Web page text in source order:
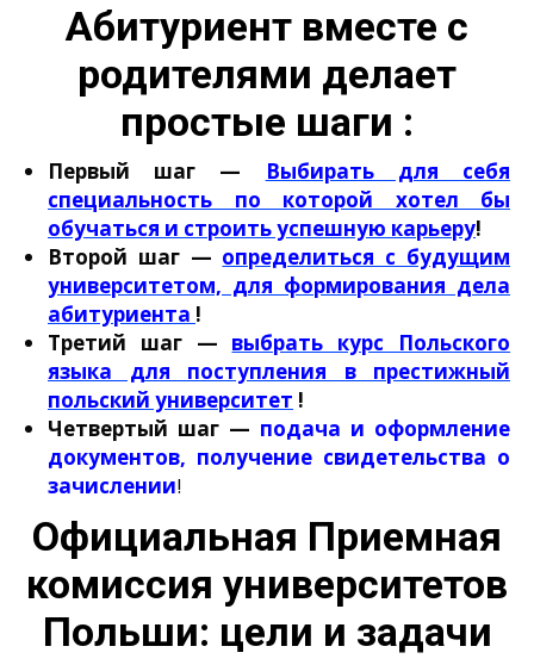
Абитуриент вместе с
родителями делает
простые шаги :
Первый шаг —
Выбирать для себя
специальность по которой хотел бы
обучаться и строить успешную карьеру!
Второй шаг — определиться с будущим
университетом, для формирования дела
абитуриента !
Третий шаг — выбрать курс Польского
языка для поступления в престижный
польский университет !
Четвертый шаг — подача и оформление
документов, получение свидетельства о
зачислении!
Официальная Приемная
комиссия университетов
Польши: цели и задачи